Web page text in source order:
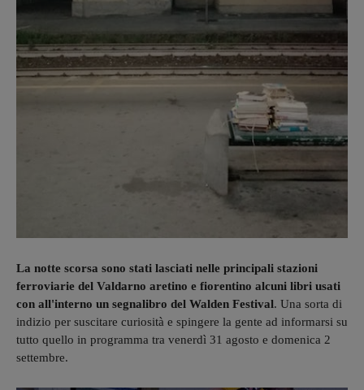
La notte scorsa sono stati lasciati nelle principali stazioni
ferroviarie del Valdarno aretino e fiorentino alcuni libri usati
con all'interno un segnalibro del Walden Festival. Una sorta di
indizio per suscitare curiosità e spingere la gente ad informarsi su
tutto quello in programma tra venerdì 31 agosto e domenica 2
settembre.